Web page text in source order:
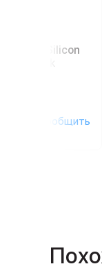
14 Pro Silicon
сообщить